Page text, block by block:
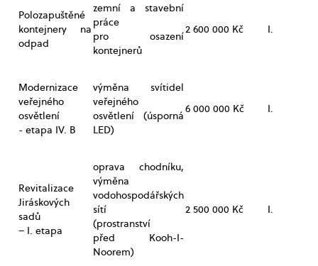
Polozapuštěné
kontejnery na
odpad
zemní a stavební
práce
pro osazení
kontejnerů
2 600 000 Kč I.
Modernizace
veřejného
osvětlení
- etapa IV. B
výměna svítidel
veřejného
osvětlení (úsporná
LED)
6 000 000 Kč I.
Revitalizace
Jiráskových
sadů
– I. etapa
oprava chodníku,
výměna
vodohospodářských
sítí
(prostranství
před Kooh-I-
Noorem)
2 500 000 Kč I.